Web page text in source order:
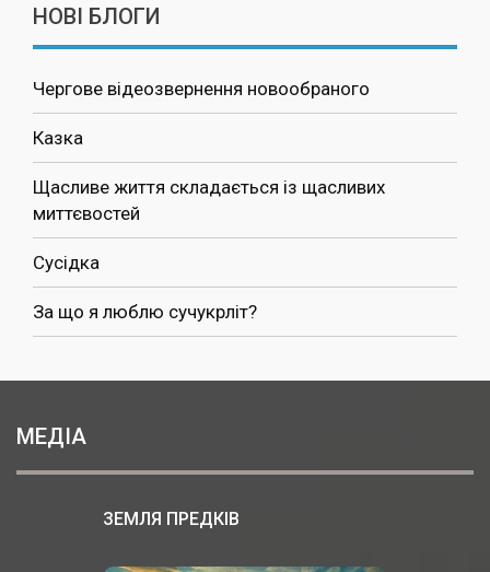
НОВІ БЛОГИ
Чергове відеозвернення новообраного
Казка
Щасливе життя складається із щасливих
миттєвостей
Сусідка
За що я люблю сучукрліт?
МЕДІА
ЗЕМЛЯ ПРЕДКІВ